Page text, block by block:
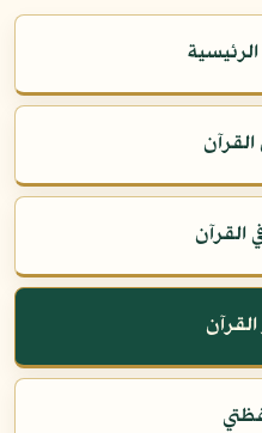
القرآن